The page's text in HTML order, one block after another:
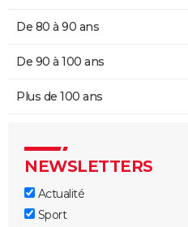
De 80 à 90 ans
De 90 à 100 ans
Plus de 100 ans
NEWSLETTERS
Actualité
Sport